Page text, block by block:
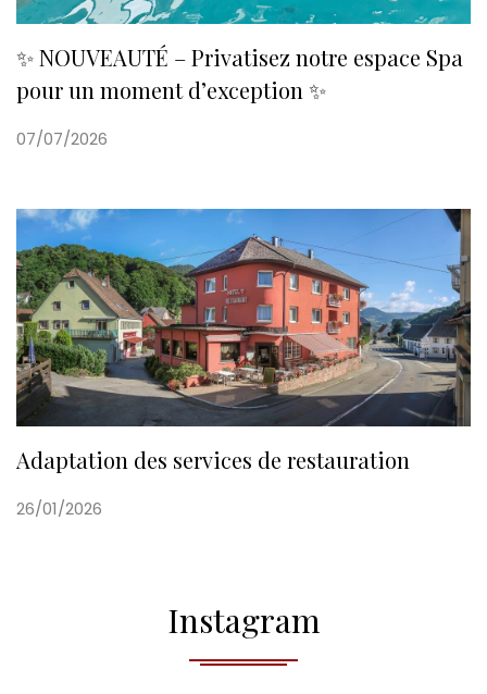
✨ NOUVEAUTÉ – Privatisez notre espace Spa
pour un moment d’exception ✨
07/07/2026
Adaptation des services de restauration
26/01/2026
Instagram